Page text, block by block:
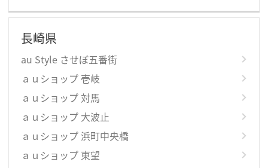
長崎県
au Style させぼ五番街
ａｕショップ 壱岐
ａｕショップ 対馬
ａｕショップ 大波止
ａｕショップ 浜町中央橋
ａｕショップ 東望